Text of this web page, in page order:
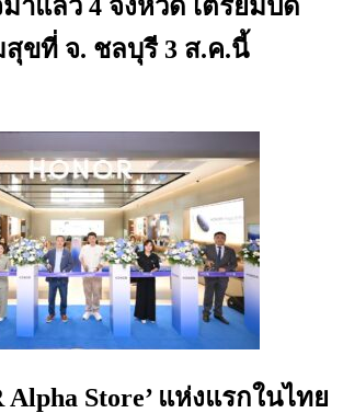
าแล้ว 4 จังหวัด เตรียมปิด
ขที่ จ. ชลบุรี 3 ส.ค.นี้
Alpha Store’ แห่งแรกในไทย